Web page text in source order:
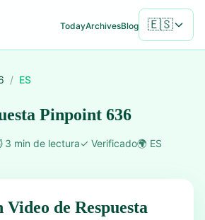
TodayArchivesBlog 🇪🇸
/ ES
Pinpoint 636
3 min de lectura✓ Verificado🌍 ES
Video de Respuesta